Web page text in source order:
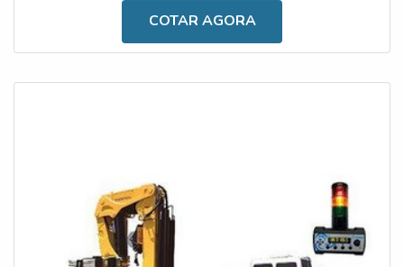
destacam-se: motobombas, tomadas de força,
geradores, máquinas hidráulicas, compressores, veículos,
COTAR AGORA